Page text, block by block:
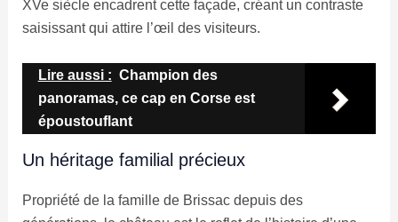
XVe siècle encadrent cette façade, créant un contraste
saisissant qui attire l’œil des visiteurs.
Lire aussi : Champion des
panoramas, ce cap en Corse est
époustouflant
Un héritage familial précieux
Propriété de la famille de Brissac depuis des